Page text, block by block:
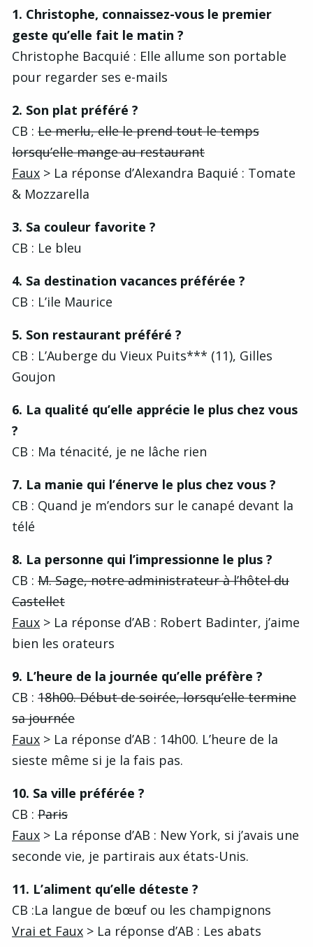
1. Christophe, connaissez-vous le premier
geste qu’elle fait le matin ?
Christophe Bacquié : Elle allume son portable
pour regarder ses e-mails
2. Son plat préféré ?
CB : Le merlu, elle le prend tout le temps
lorsqu’elle mange au restaurant
Faux > La réponse d’Alexandra Baquié : Tomate
& Mozzarella
3. Sa couleur favorite ?
CB : Le bleu
4. Sa destination vacances préférée ?
CB : L’ile Maurice
5. Son restaurant préféré ?
CB : L’Auberge du Vieux Puits*** (11), Gilles
Goujon
6. La qualité qu’elle apprécie le plus chez vous
?
CB : Ma ténacité, je ne lâche rien
7. La manie qui l’énerve le plus chez vous ?
CB : Quand je m’endors sur le canapé devant la
télé
8. La personne qui l’impressionne le plus ?
CB : M. Sage, notre administrateur à l’hôtel du
Castellet
Faux > La réponse d’AB : Robert Badinter, j’aime
bien les orateurs
9. L’heure de la journée qu’elle préfère ?
CB : 18h00. Début de soirée, lorsqu’elle termine
sa journée
Faux > La réponse d’AB : 14h00. L’heure de la
sieste même si je la fais pas.
10. Sa ville préférée ?
CB : Paris
Faux > La réponse d’AB : New York, si j’avais une
seconde vie, je partirais aux états-Unis.
11. L’aliment qu’elle déteste ?
CB :La langue de bœuf ou les champignons
Vrai et Faux > La réponse d’AB : Les abats